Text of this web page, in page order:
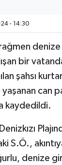
- 14:30
bir
şahsı
can
kaydedildi.
S.Ö.,
denize